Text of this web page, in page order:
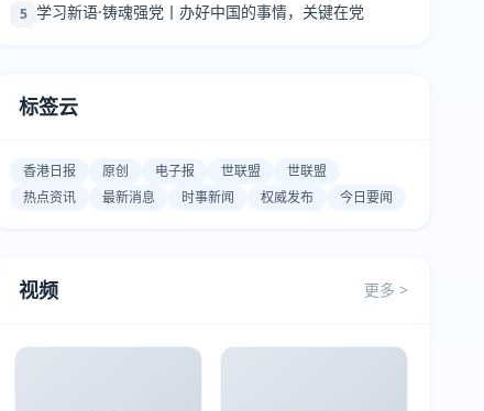
5 学习新语·铸魂强党丨办好中国的事情，关键在党
标签云
香港日报 原创 电子报 世联盟
世联盟
热点资讯
最新消息 时事新闻 权威发布 今日要闻
视频 更多 >